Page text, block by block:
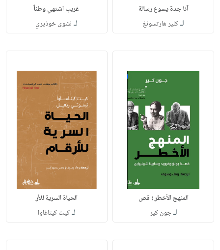
آنا جدة يسوع رسالة
لـكلير هارتسونغ
غريب اشتهي وطناً
لـ نشوى خوذيري
المنهج الأخطر ؛ قص
لـجون كير
الحياة السرية للأر
لـكيت كيتاغاوا